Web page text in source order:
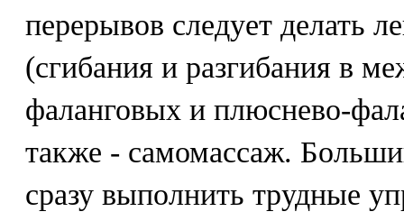
перерывов следует делать
(сгибания и разгибания в
фаланговых и плюснево-
также - самомассаж.
сразу выполнить трудные